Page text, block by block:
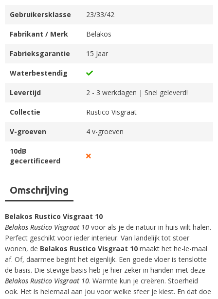
Gebruikersklasse 23/33/42
Fabrikant / Merk Belakos
Fabrieksgarantie 15 Jaar
Waterbestendig
Levertijd 2 - 3 werkdagen | Snel geleverd!
Collectie Rustico Visgraat
V-groeven 4 v-groeven
10dB
gecertificeerd
Omschrijving
Belakos Rustico Visgraat 10
Belakos Rustico Visgraat 10 voor als je de natuur in huis wilt halen.
Perfect geschikt voor ieder interieur. Van landelijk tot stoer
wonen, de Belakos Rustico Visgraat 10 maakt het he-le-maal
af. Of, daarmee begint het eigenlijk. Een goede vloer is tenslotte
de basis. Die stevige basis heb je hier zeker in handen met deze
Belakos Rustico Visgraat 10. Warmte kun je creëren. Stoerheid
ook. Het is helemaal aan jou voor welke sfeer je kiest. En dat doe